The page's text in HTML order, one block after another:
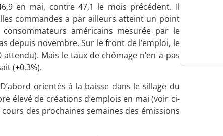
en mai, contre 47,1 le mois précédent. Il
commandes a par ailleurs atteint un point
américains mesurée par le
depuis novembre. Sur le front de l’emploi, le
Mais le taux de chômage n’en a pas
(+0,3%).
orientés à la baisse dans le sillage du
élevé de créations d’emplois en mai (voir ci-
des prochaines semaines des émissions